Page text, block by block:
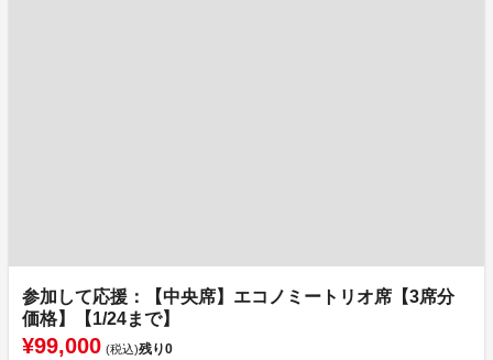
参加して応援：【中央席】エコノミートリオ席【3席分
価格】【1/24まで】
¥99,000 (税込)残り0